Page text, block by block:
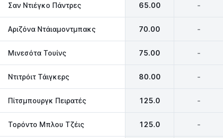
Σαν Ντιέγκο Πάντρες 65.00 -
Αριζόνα Ντάιαμοντμπακς 70.00 -
Μινεσότα Τουίνς 75.00 -
Ντιτρόιτ Τάιγκερς 80.00 -
Πίτσμπουργκ Πειρατές 125.0 -
Τορόντο Μπλου Τζέις 125.0 -